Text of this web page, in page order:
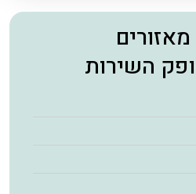
השירות